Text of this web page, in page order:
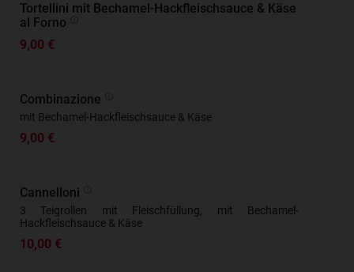
Tortellini mit Bechamel-Hackfleischsauce & Käse
al Forno
9,00 €
Combinazione
mit Bechamel-Hackfleischsauce & Käse
9,00 €
Cannelloni
3 Teigrollen mit Fleischfüllung, mit Bechamel-
Hackfleischsauce & Käse
10,00 €